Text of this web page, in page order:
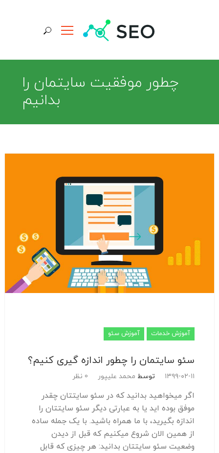
جستجو برای:
چطور موفقیت سایتمان را
بدانیم
آموزش خدمات آموزش سئو
سئو سایتمان را چطور اندازه گیری کنیم؟
۱۳۹۹-۰۲-۱۱ توسط محمد علیپور 0 نظر
اگر میخواهید بدانید که در سئو سایتتان چقدر
موفق بوده اید یا به عبارتی دیگر سئو سایتتان را
اندازه بگیرید، با ما همراه باشید. با یک جمله ساده
از همین الان شروع میکنیم که قبل از دیدن
وضعیت سئو سایتتان بدانید: هر چیزی که قابل